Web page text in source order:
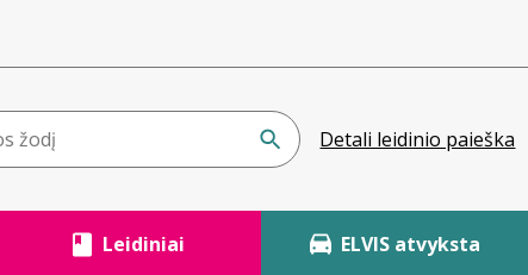
Detali leidinio paieška
Leidiniai ELVIS atvyksta